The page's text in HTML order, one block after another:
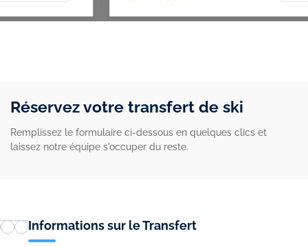
Réservez votre transfert de ski
Remplissez le formulaire ci-dessous en quelques clics et
laissez notre équipe s'occuper du reste.
Informations sur le Transfert